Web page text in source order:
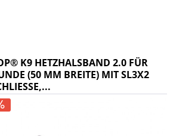
K9 HETZHALSBAND 2.0 FÜR
(50 MM BREITE) MIT SL3X2